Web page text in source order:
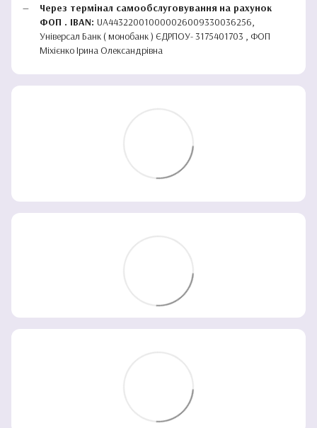
Через термінал самообслуговування на рахунок
ФОП . IBAN: UA443220010000026009330036256,
Універсал Банк ( монобанк ) ЄДРПОУ- 3175401703 , ФОП
Міхієнко Ірина Олександрівна